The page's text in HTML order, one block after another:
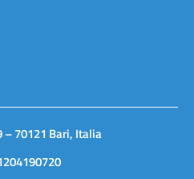
– 70121 Bari, Italia